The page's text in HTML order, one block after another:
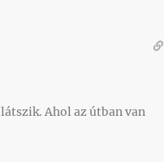
Ahol az útban van